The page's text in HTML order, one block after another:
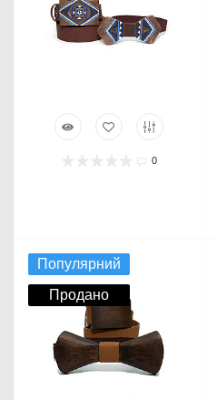
0
Популярний
Продано